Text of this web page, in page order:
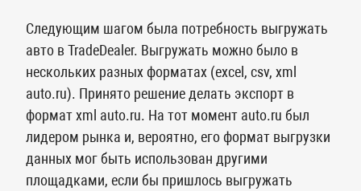
Следующим шагом была потребность выгружать
авто в TradeDealer. Выгружать можно было в
нескольких разных форматах (excel, csv, xml
auto.ru). Принято решение делать экспорт в
формат xml auto.ru. На тот момент auto.ru был
лидером рынка и, вероятно, его формат выгрузки
данных мог быть использован другими
площадками, если бы пришлось выгружать